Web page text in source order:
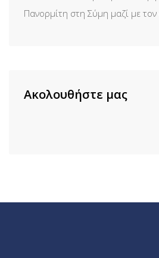
Πανορμίτη στη Σύμη μαζί με
Ακολουθήστε μας